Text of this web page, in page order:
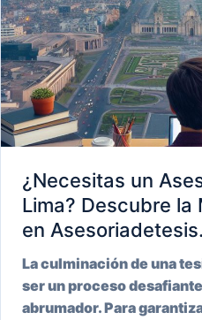
¿Necesitas un
Lima? Descubre la
en
La culminación de una
ser un proceso
abrumador. Para